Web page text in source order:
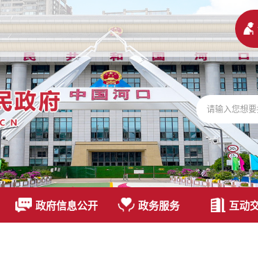
政府信息公开 政务服务 互动